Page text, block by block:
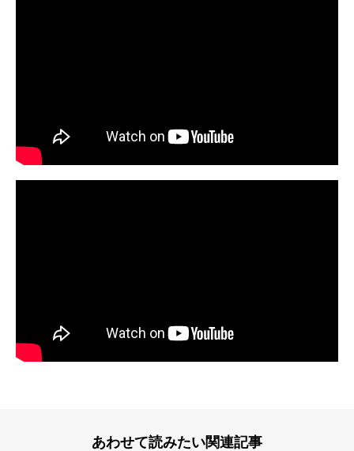
あわせて読みたい関連記事